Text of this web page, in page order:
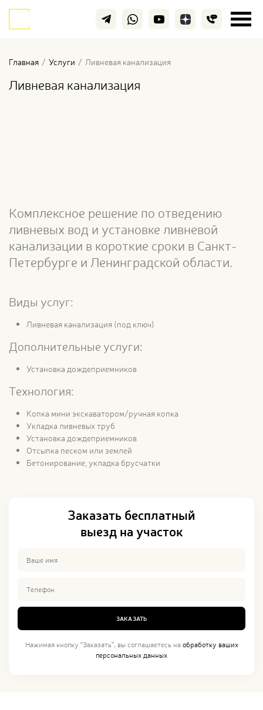
Главная / Услуги / Ливневая канализация
Ливневая канализация
Комплексное решение по отведению
ливневых вод и установке ливневой
канализации в короткие сроки в Санкт-
Петербурге и Ленинградской области.
Виды услуг:
Ливневая канализация (под ключ)
Дополнительные услуги:
Установка дождеприемников
Технология:
Копка мини экскаватором/ручная копка
Укладка ливневых труб
Установка дождеприемников
Отсыпка песком или землей
Бетонирование, укладка брусчатки
Заказать бесплатный
выезд на участок
ЗАКАЗАТЬ
Нажимая кнопку “Заказать”, вы соглашаетесь наобработку ваших
персональных данных